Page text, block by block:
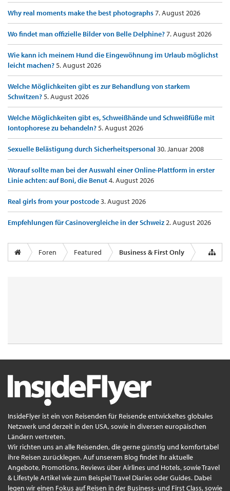
Why real moments make the best photographs7. August 2026
Wo findet man offizielle Bilder von Belle Delphine?7. August 2026
Wie kann ich meinem Hund die Eingewöhnung im Urlaub möglichst
leicht machen?5. August 2026
Welche Möglichkeiten gibt es zur Behandlung von starkem
Schwitzen?5. August 2026
Welche Möglichkeiten gibt es, Schweißhände und Schweißfüße mit
Iontophorese zu behandeln?5. August 2026
Sexuelle Belästigung durch Sicherheitspersonal 30. Januar 2008
Worauf sollte man bei der Auswahl einer Online-Plattform in erster
Linie achten: auf Boni, die Benut4. August 2026
Real girls from your postcode3. August 2026
Empfehlungen für Casinovergleiche in der Schweiz2. August 2026
Foren Featured Business & First Only
InsideFlyer ist ein von Reisenden für Reisende entwickeltes globales
Netzwerk und derzeit in den USA, sowie in diversen europäischen
Ländern vertreten.
Wir richten uns an alle Reisenden, die gerne günstig und komfortabel
ihre Reisen zurücklegen. Auf unserem Blog findet Ihr aktuelle
Angebote, Promotions, Reviews über Airlines und Hotels, sowie Travel
& Lifestyle Artikel wie zum Beispiel Travel Diaries oder Guides. Dabei
legen wir einen Fokus auf Reisen in der Business- und First Class, sowie